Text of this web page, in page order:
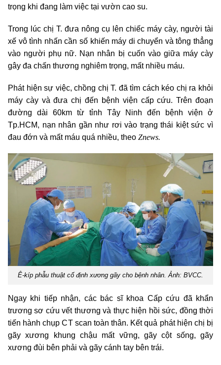
trọng khi đang làm việc tại vườn cao su.
Trong lúc chị T. đưa nông cụ lên chiếc máy cày, người tài
xế vô tình nhấn cần số khiến máy di chuyển và tông thẳng
vào người phụ nữ. Nạn nhân bị cuốn vào giữa máy cày
gây đa chấn thương nghiêm trọng, mất nhiều máu.
Phát hiện sự việc, chồng chị T. đã tìm cách kéo chị ra khỏi
máy cày và đưa chị đến bệnh viện cấp cứu. Trên đoạn
đường dài 60km từ tỉnh Tây Ninh đến bệnh viện ở
Tp.HCM, nạn nhân gần như rơi vào trạng thái kiệt sức vì
đau đớn và mất máu quá nhiều, theo Znews.
Ê-kíp phẫu thuật cố định xương gãy cho bệnh nhân. Ảnh: BVCC.
Ngay khi tiếp nhận, các bác sĩ khoa Cấp cứu đã khẩn
trương sơ cứu vết thương và thực hiện hồi sức, đồng thời
tiến hành chụp CT scan toàn thân. Kết quả phát hiện chị bị
gãy xương khung chậu mất vững, gãy cột sống, gãy
xương đùi bên phải và gãy cánh tay bên trái.